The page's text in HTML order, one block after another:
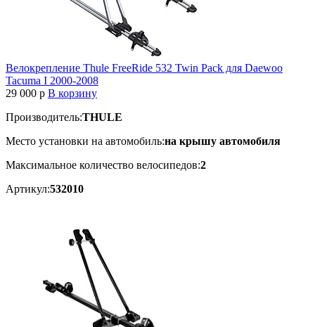
Велокрепление Thule FreeRide 532 Twin Pack для Daewoo
Tacuma I 2000-2008
29 000 p В корзину
Производитель:THULE
Место установки на автомобиль:на крышу автомобиля
Максимальное количество велосипедов:2
Артикул:532010